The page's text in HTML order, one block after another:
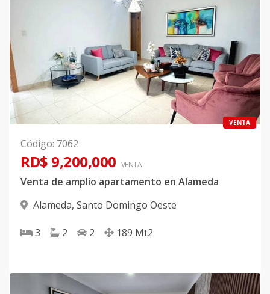
VENTA
Código: 7062
RD$ 9,200,000 VENTA
Venta de amplio apartamento en Alameda
Alameda, Santo Domingo Oeste
3 2 2 189 Mt2